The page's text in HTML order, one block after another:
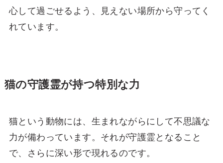
心して過ごせるよう、見えない場所から守ってく
れています。
猫の守護霊が持つ特別な力
猫という動物には、生まれながらにして不思議な
力が備わっています。それが守護霊となること
で、さらに深い形で現れるのです。